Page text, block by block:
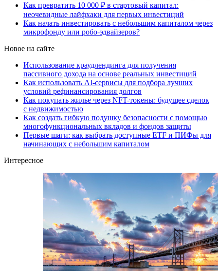
Как превратить 10 000 ₽ в стартовый капитал:
неочевидные лайфхаки для первых инвестиций
Как начать инвестировать с небольшим капиталом через
микрофонду или робо-эдвайзеров?
Новое на сайте
Использование краудлендинга для получения
пассивного дохода на основе реальных инвестиций
Как использовать AI-сервисы для подбора лучших
условий рефинансирования долгов
Как покупать жилье через NFT-токены: будущее сделок
с недвижимостью
Как создать гибкую подушку безопасности с помощью
многофункциональных вкладов и фондов защиты
Первые шаги: как выбрать доступные ETF и ПИФы для
начинающих с небольшим капиталом
Интересное